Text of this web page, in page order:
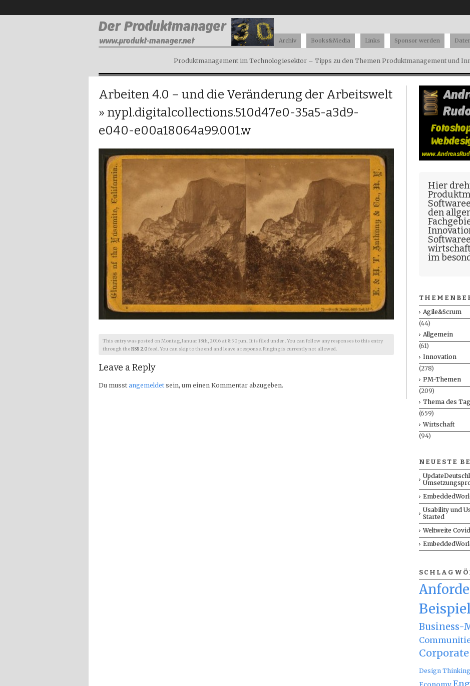
Produktmanagement im Technologiesektor – Tipps zu den Themen Produktmanagement und
Archiv Books&Media Links Sponsor werden
Arbeiten 4.0 – und die Veränderung der Arbeitswelt
» nypl.digitalcollections.510d47e0-35a5-a3d9-
e040-e00a18064a99.001.w
This entry was posted on Montag, Januar 18th, 2016 at 8:50 p.m.. It is filed under . You can follow any responses to this entry
through theRSS 2.0feed. You can skip to the end and leave a response. Pinging is currently not allowed.
Leave a Reply
Du musstangemeldetsein, um einen Kommentar abzugeben.
Hier
den
im
Agile&Scrum
(44)
Allgemein
(61)
Innovation
(278)
PM-Themen
(209)
Thema des
(659)
Wirtschaft
(94)
NEUESTE
Usability und
Started
Weltweite
Business-
Design Thinking